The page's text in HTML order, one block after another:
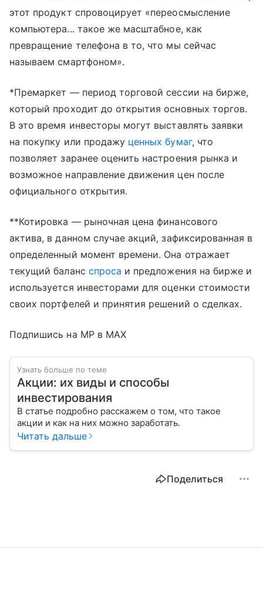
этот продукт спровоцирует «переосмысление
компьютера... такое же масштабное, как
превращение телефона в то, что мы сейчас
называем смартфоном».
*Премаркет — период торговой сессии на бирже,
который проходит до открытия основных торгов.
В это время инвесторы могут выставлять заявки
на покупку или продажу ценных бумаг, что
позволяет заранее оценить настроения рынка и
возможное направление движения цен после
официального открытия.
**Котировка — рыночная цена финансового
актива, в данном случае акций, зафиксированная в
определенный момент времени. Она отражает
текущий баланс спроса и предложения на бирже и
используется инвесторами для оценки стоимости
своих портфелей и принятия решений о сделках.
Подпишись на MP в MAX
Узнать больше по теме
Акции: их виды и способы
инвестирования
В статье подробно расскажем о том, что такое
акции и как на них можно заработать.
Читать дальше
Поделиться